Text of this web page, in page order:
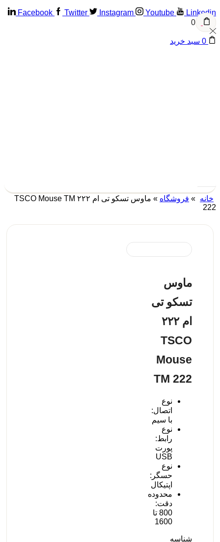
Facebook Twitter Instagram Youtube
0
سبد خرید
»فروشگاه»
ماوس تسکو تی ام ۲۲۲ TSCO Mouse TM
ماوس
تسکو تی
ام ۲۲۲
TSCO
Mouse
TM 222
نوع
اتصال:
با سیم
نوع
رابط:
پورت
USB
نوع
حسگر:
اپتیکال
محدوده
دقت:
800 تا
1600
شناسه